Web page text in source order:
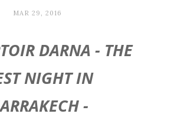
MAR 29, 2016
DARNA - THE
NIGHT IN
-